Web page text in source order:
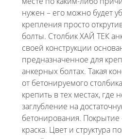
нужен – его можно будет
крепления просто
болты. Столбик ХАЙ ТЕК
своей конструкции
предназначенное для
анкерных болтах. Такая
от бетонируемого
крепить в тех местах, где
заглубление на
бетонирования.
краска. Цвет и структура